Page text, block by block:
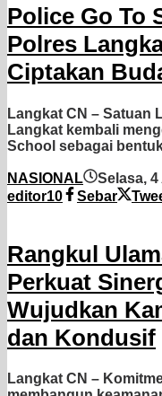
Police Go To
Polres
Ciptakan
Langkat CN – Satuan
Langkat kembali
School sebagai
NASIONAL Selasa,
editor10
Sebar
Rangkul
Perkuat
Wujudkan
dan Kondusif
Langkat CN –